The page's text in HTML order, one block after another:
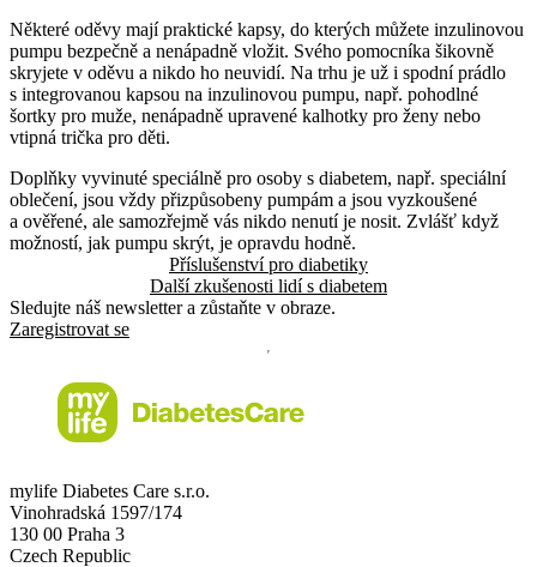
Některé oděvy mají praktické kapsy, do kterých můžete inzulinovou
pumpu bezpečně a nenápadně vložit. Svého pomocníka šikovně
skryjete v oděvu a nikdo ho neuvidí. Na trhu je už i spodní prádlo
s integrovanou kapsou na inzulinovou pumpu, např. pohodlné
šortky pro muže, nenápadně upravené kalhotky pro ženy nebo
vtipná trička pro děti.
Doplňky vyvinuté speciálně pro osoby s diabetem, např. speciální
oblečení, jsou vždy přizpůsobeny pumpám a jsou vyzkoušené
a ověřené, ale samozřejmě vás nikdo nenutí je nosit. Zvlášť když
možností, jak pumpu skrýt, je opravdu hodně.
Příslušenství pro diabetiky
Další zkušenosti lidí s diabetem
Sledujte náš newsletter a zůstaňte v obraze.
Zaregistrovat se
mylife Diabetes Care s.r.o.
Vinohradská 1597/174
130 00 Praha 3
Czech Republic